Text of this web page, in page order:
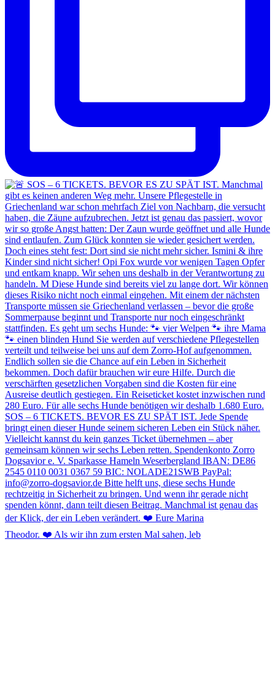
Theodor. ❤️ Als wir ihn zum ersten Mal sahen, leb